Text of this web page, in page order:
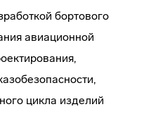
бортового
авиационной
цикла изделий